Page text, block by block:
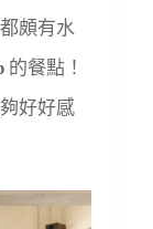
頗有水
的餐點！
好好感